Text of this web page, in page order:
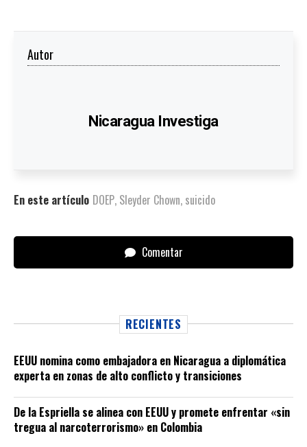
Autor
Nicaragua Investiga
En este artículo DOEP, Sleyder Chown, suicido
Comentar
RECIENTES
EEUU nomina como embajadora en Nicaragua a diplomática
experta en zonas de alto conflicto y transiciones
De la Espriella se alinea con EEUU y promete enfrentar «sin
tregua al narcoterrorismo» en Colombia